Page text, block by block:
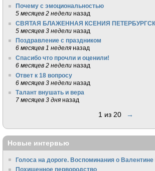
Почему с эмоциональностью
5 месяцев 2 недели назад
СВЯТАЯ БЛАЖЕННАЯ КСЕНИЯ
5 месяцев 3 недели назад
Поздравление с праздником
6 месяцев 1 неделя назад
Спасибо что прочли и оценили!
6 месяцев 2 недели назад
Ответ к 18 вопросу
6 месяцев 3 недели назад
Талант внушать и вера
7 месяцев 3 дня назад
1 из 20 →
Новые интервью
Голоса на дороге. Воспоминания о Валентине
Похищенное первородство